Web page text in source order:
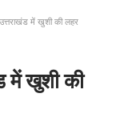
में खुशी की लहर
में खुशी की